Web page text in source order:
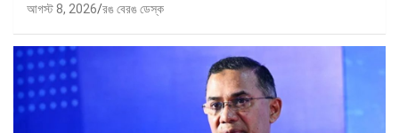
আগস্ট 8, 2026 রঙ বেরঙ ডেস্ক